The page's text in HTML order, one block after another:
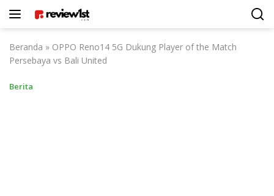
Beranda » OPPO Reno14 5G Dukung Player of the Match
Persebaya vs Bali United
Berita